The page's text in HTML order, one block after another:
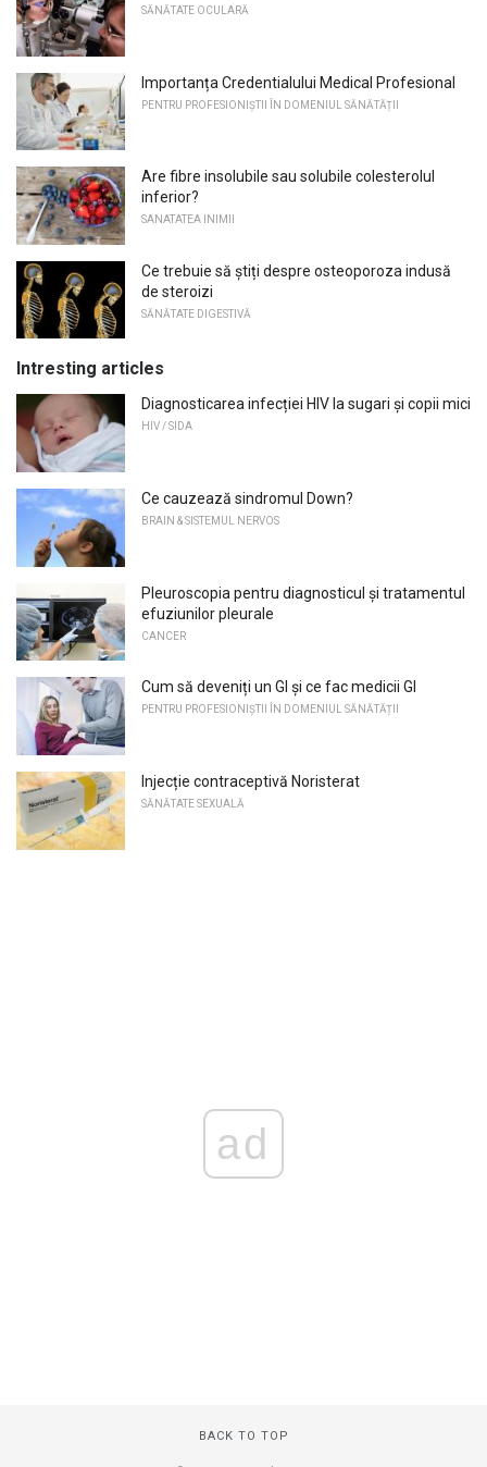
SĂNĂTATE OCULARĂ
Importanța Credentialului Medical Profesional
PENTRU PROFESIONIȘTII ÎN DOMENIUL SĂNĂTĂȚII
Are fibre insolubile sau solubile colesterolul
inferior?
SANATATEA INIMII
Ce trebuie să știți despre osteoporoza indusă
de steroizi
SĂNĂTATE DIGESTIVĂ
Intresting articles
Diagnosticarea infecției HIV la sugari și copii mici
HIV / SIDA
Ce cauzează sindromul Down?
BRAIN & SISTEMUL NERVOS
Pleuroscopia pentru diagnosticul și tratamentul
efuziunilor pleurale
CANCER
Cum să deveniți un GI și ce fac medicii GI
PENTRU PROFESIONIȘTII ÎN DOMENIUL SĂNĂTĂȚII
Injecție contraceptivă Noristerat
SĂNĂTATE SEXUALĂ
ad
BACK TO TOP